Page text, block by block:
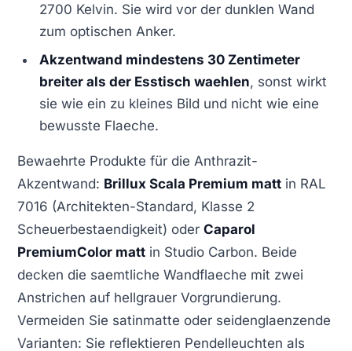
2700 Kelvin. Sie wird vor der dunklen Wand
zum optischen Anker.
Akzentwand mindestens 30 Zentimeter
breiter als der Esstisch waehlen, sonst wirkt
sie wie ein zu kleines Bild und nicht wie eine
bewusste Flaeche.
Bewaehrte Produkte für die Anthrazit-
Akzentwand: Brillux Scala Premium matt in RAL
7016 (Architekten-Standard, Klasse 2
Scheuerbestaendigkeit) oder Caparol
PremiumColor matt in Studio Carbon. Beide
decken die saemtliche Wandflaeche mit zwei
Anstrichen auf hellgrauer Vorgrundierung.
Vermeiden Sie satinmatte oder seidenglaenzende
Varianten: Sie reflektieren Pendelleuchten als